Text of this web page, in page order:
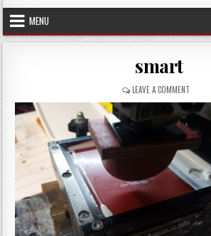
MENU
smart
LEAVE A COMMENTON
SMART